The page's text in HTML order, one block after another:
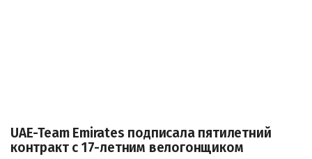
UAE-Team Emirates подписала пятилетний
контракт с 17-летним велогонщиком